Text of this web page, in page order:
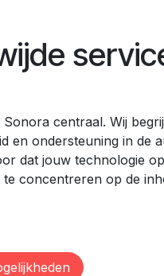
Sonora centraal. Wij
en ondersteuning in de
dat jouw technologie
te concentreren op de